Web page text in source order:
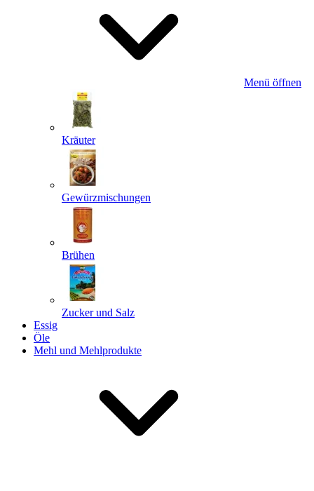
Menü öffnen
Kräuter
Gewürzmischungen
Brühen
Zucker und Salz
Essig
Öle
Mehl und Mehlprodukte